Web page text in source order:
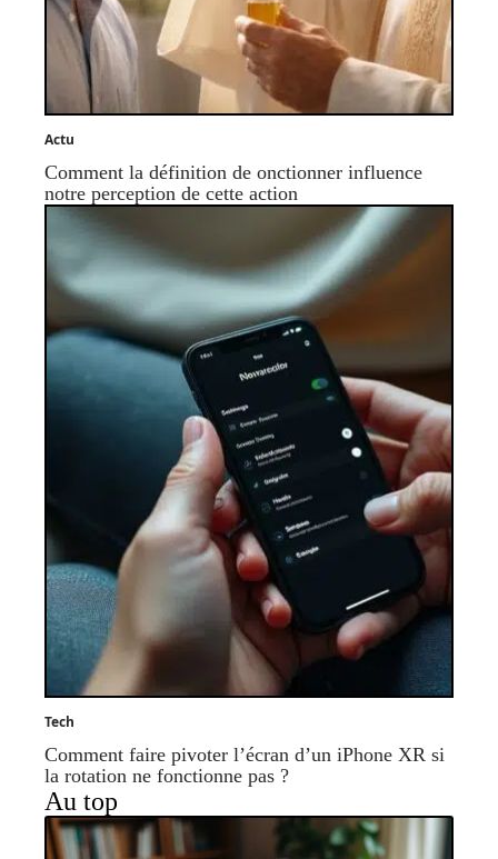
Actu
Comment la définition de onctionner influence
notre perception de cette action
Tech
Comment faire pivoter l’écran d’un iPhone XR si
la rotation ne fonctionne pas ?
Au top